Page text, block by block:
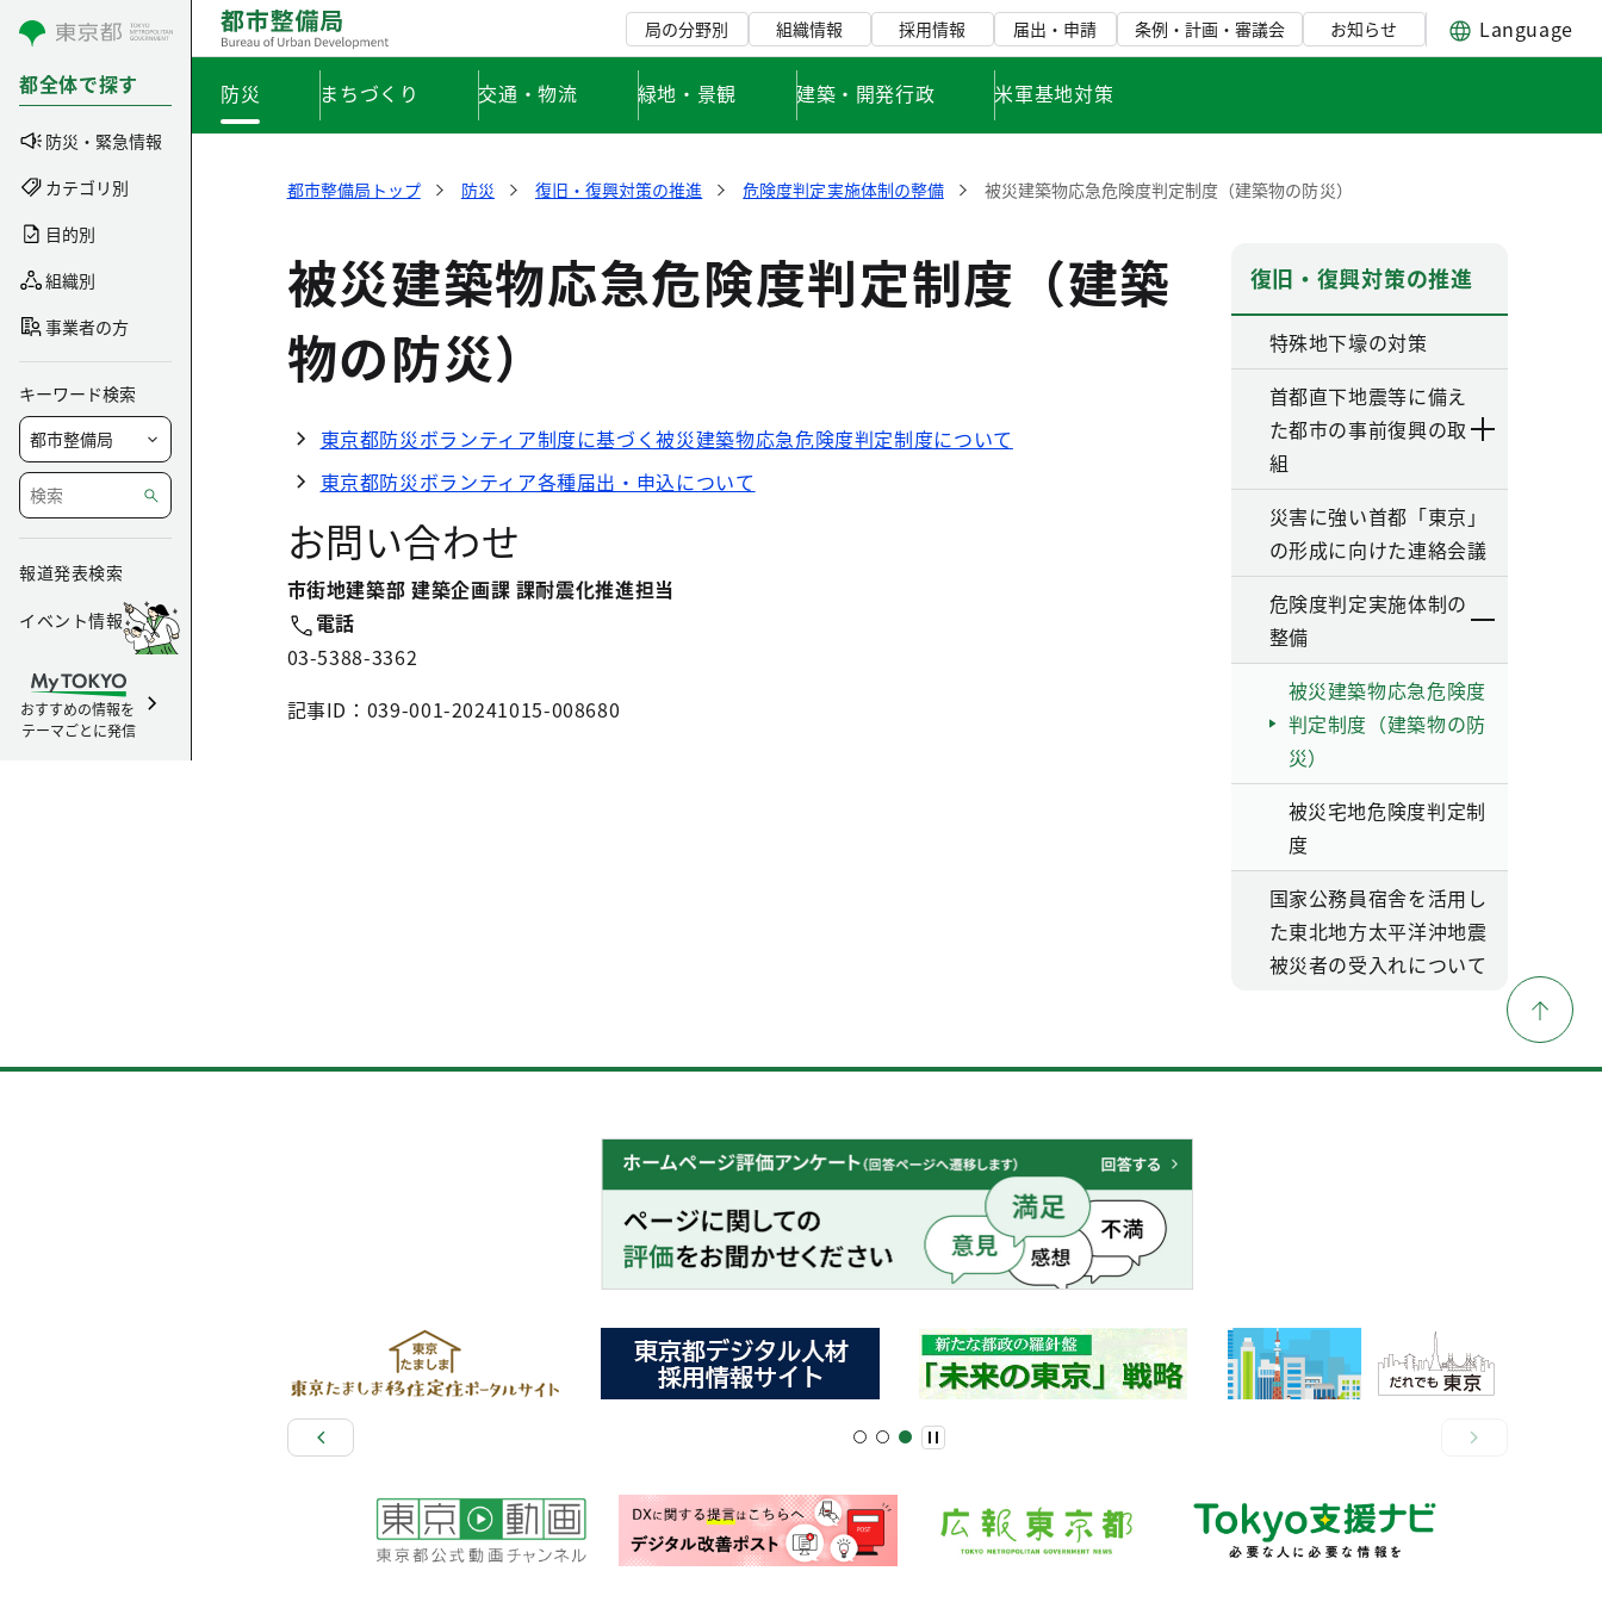
コンテンツにスキップ
都全体で探す
防災・緊急情報
カテゴリ別
目的別
組織別
事業者の方
キーワード検索
報道発表検索
イベント情報
おすすめの情報を
テーマごとに発信
局の分野別 組織情報 採用情報 届出・申請 条例・計画・審議会 お知らせ Language
防災 まちづくり 交通・物流 緑地・景観 建築・開発行政 米軍基地対策
都市整備局トップ 防災 復旧・復興対策の推進 危険度判定実施体制の整備 被災建築物応急危険度判定制度（建築物の防災）
被災建築物応急危険度判定制度（建築
物の防災）
東京都防災ボランティア制度に基づく被災建築物応急危険度判定制度について
東京都防災ボランティア各種届出・申込について
お問い合わせ
市街地建築部 建築企画課 課耐震化推進担当
電話
03-5388-3362
記事ID：039-001-20241015-008680
復旧・復興対策の推進
特殊地下壕の対策
首都直下地震等に備え
た都市の事前復興の取
組
災害に強い首都「東京」
の形成に向けた連絡会議
危険度判定実施体制の
整備
被災建築物応急危険度
判定制度（建築物の防
災）
被災宅地危険度判定制
度
国家公務員宿舎を活用し
た東北地方太平洋沖地震
被災者の受入れについて